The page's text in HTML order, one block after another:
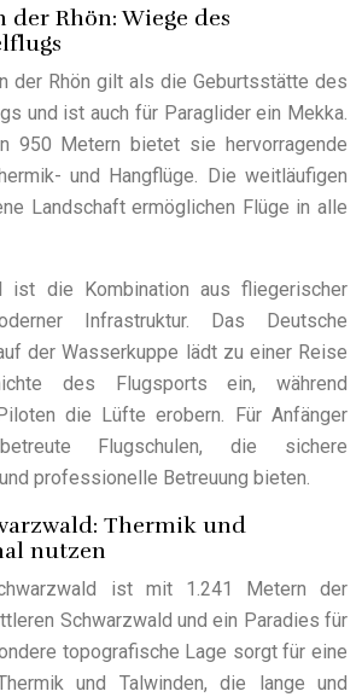
der Rhön: Wiege des
der Rhön gilt als die Geburtsstätte des
und ist auch für Paraglider ein Mekka.
950 Metern bietet sie hervorragende
und Hangflüge. Die weitläufigen
Landschaft ermöglichen Flüge in alle
ist die Kombination aus fliegerischer
Infrastruktur. Das Deutsche
der Wasserkuppe lädt zu einer Reise
des Flugsports ein, während
die Lüfte erobern. Für Anfänger
Flugschulen, die sichere
professionelle Betreuung bieten.
Thermik und
nutzen
ist mit 1.241 Metern der
Schwarzwald und ein Paradies für
topografische Lage sorgt für eine
und Talwinden, die lange und